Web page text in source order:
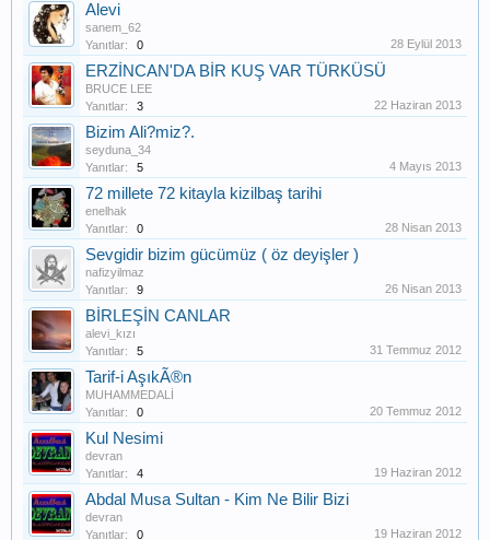
Alevi
sanem_62
Yanıtlar:
0 28 Eylül 2013
ERZİNCAN'DA BİR KUŞ VAR TÜRKÜSÜ
BRUCE LEE
Yanıtlar:
3 22 Haziran 2013
Bizim Ali?miz?.
seyduna_34
Yanıtlar:
5 4 Mayıs 2013
72 millete 72 kitayla kizilbaş tarihi
enelhak
Yanıtlar:
0 28 Nisan 2013
Sevgidir bizim gücümüz ( öz deyişler )
nafizyilmaz
Yanıtlar:
9 26 Nisan 2013
BİRLEŞİN CANLAR
alevi_kızı
Yanıtlar:
5 31 Temmuz 2012
Tarif-i AşıkÃ®n
MUHAMMEDALİ
Yanıtlar:
0 20 Temmuz 2012
Kul Nesimi
devran
Yanıtlar:
4 19 Haziran 2012
Abdal Musa Sultan - Kim Ne Bilir Bizi
devran
Yanıtlar:
0 19 Haziran 2012